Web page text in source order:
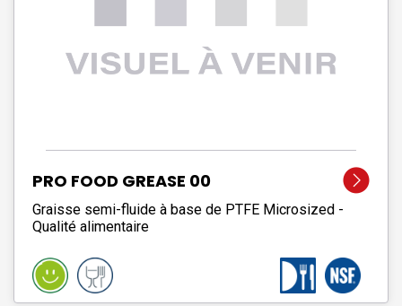
PRO FOOD GREASE 00
Graisse semi-fluide à base de PTFE Microsized -
Qualité alimentaire